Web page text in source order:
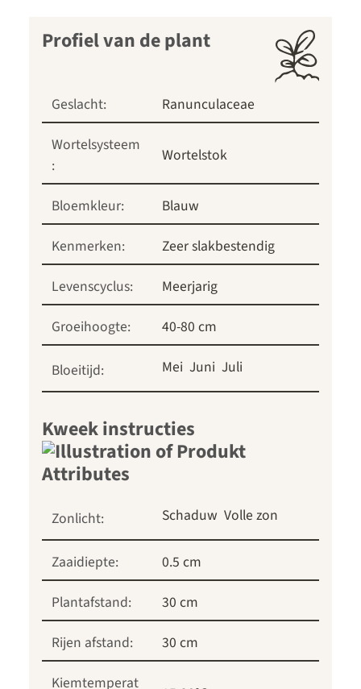
Profiel van de plant
Geslacht:
Ranunculaceae
Wortelsysteem
:
Wortelstok
Bloemkleur:
Blauw
Kenmerken:
Zeer slakbestendig
Levenscyclus:
Meerjarig
Groeihoogte:
40-80 cm
Bloeitijd: Mei Juni Juli
Kweek instructies
Zonlicht: Schaduw Volle zon
Zaaidiepte:
0.5 cm
Plantafstand:
30 cm
Rijen afstand:
30 cm
Kiemtemperat